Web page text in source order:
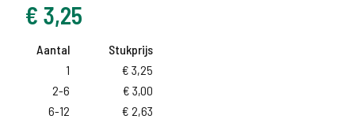
€ 3,25
Aantal
Stukprijs
1
€ 3,25
2-6
€ 3,00
6-12
€ 2,63